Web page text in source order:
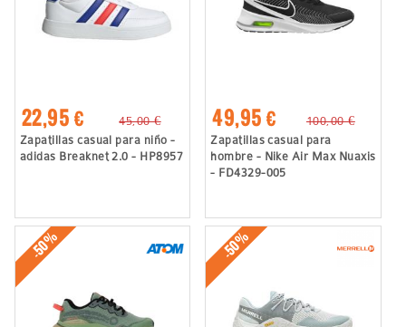
22,95 €
45,00 €
Zapatillas casual para niño -
adidas Breaknet 2.0 - HP8957
49,95 €
100,00 €
Zapatillas casual para
hombre - Nike Air Max Nuaxis
- FD4329-005
-50% -50%